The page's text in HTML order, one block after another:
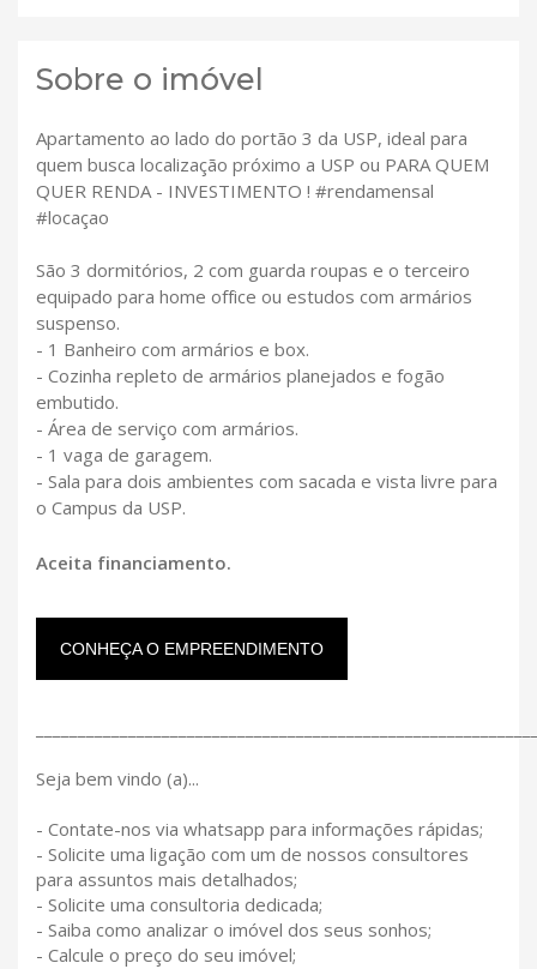
Sobre o imóvel
Apartamento ao lado do portão 3 da USP, ideal para
quem busca localização próximo a USP ou PARA QUEM
QUER RENDA - INVESTIMENTO ! #rendamensal
#locaçao
São 3 dormitórios, 2 com guarda roupas e o terceiro
equipado para home office ou estudos com armários
suspenso.
- 1 Banheiro com armários e box.
- Cozinha repleto de armários planejados e fogão
embutido.
- Área de serviço com armários.
- 1 vaga de garagem.
- Sala para dois ambientes com sacada e vista livre para
o Campus da USP.
Aceita financiamento.
CONHEÇA O EMPREENDIMENTO
Seja bem vindo (a)...
- Contate-nos via whatsapp para informações rápidas;
- Solicite uma ligação com um de nossos consultores
para assuntos mais detalhados;
- Solicite uma consultoria dedicada;
- Saiba como analizar o imóvel dos seus sonhos;
- Calcule o preço do seu imóvel;